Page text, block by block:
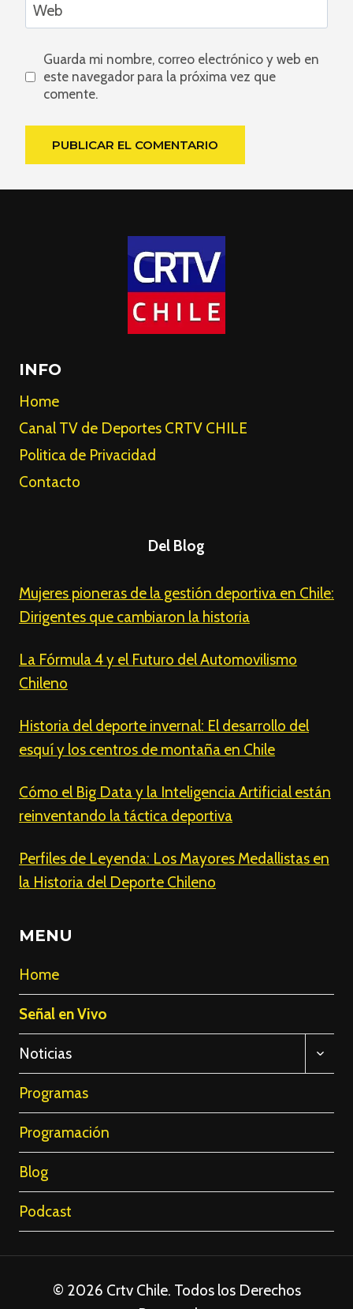
Web
Guarda mi nombre, correo electrónico y web en
este navegador para la próxima vez que
comente.
INFO
Home
Canal TV de Deportes CRTV CHILE
Politica de Privacidad
Contacto
Del Blog
Mujeres pioneras de la gestión deportiva en Chile:
Dirigentes que cambiaron la historia
La Fórmula 4 y el Futuro del Automovilismo
Chileno
Historia del deporte invernal: El desarrollo del
esquí y los centros de montaña en Chile
Cómo el Big Data y la Inteligencia Artificial están
reinventando la táctica deportiva
Perfiles de Leyenda: Los Mayores Medallistas en
la Historia del Deporte Chileno
MENU
Home
Señal en Vivo
Noticias
HIJO
Programas
Programación
Blog
Podcast
© 2026 Crtv Chile. Todos los Derechos